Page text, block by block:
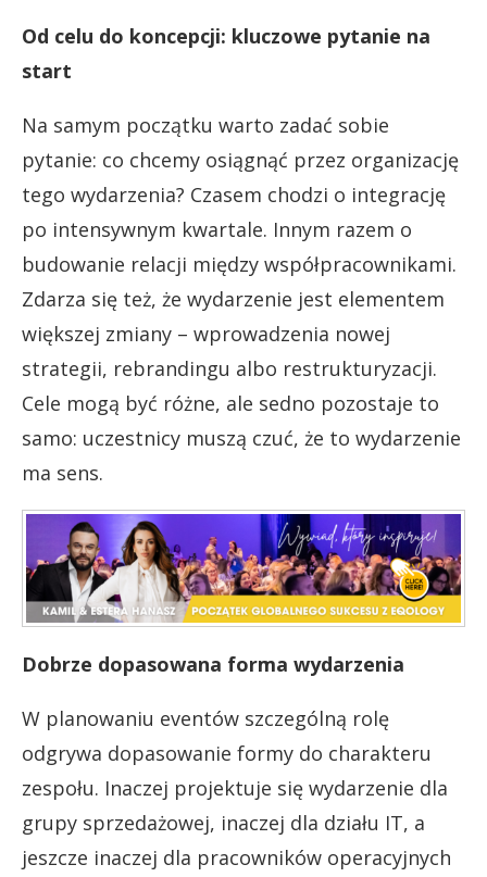
Od celu do koncepcji: kluczowe pytanie na
start
Na samym początku warto zadać sobie
pytanie: co chcemy osiągnąć przez organizację
tego wydarzenia? Czasem chodzi o integrację
po intensywnym kwartale. Innym razem o
budowanie relacji między współpracownikami.
Zdarza się też, że wydarzenie jest elementem
większej zmiany – wprowadzenia nowej
strategii, rebrandingu albo restrukturyzacji.
Cele mogą być różne, ale sedno pozostaje to
samo: uczestnicy muszą czuć, że to wydarzenie
ma sens.
Dobrze dopasowana forma wydarzenia
W planowaniu eventów szczególną rolę
odgrywa dopasowanie formy do charakteru
zespołu. Inaczej projektuje się wydarzenie dla
grupy sprzedażowej, inaczej dla działu IT, a
jeszcze inaczej dla pracowników operacyjnych